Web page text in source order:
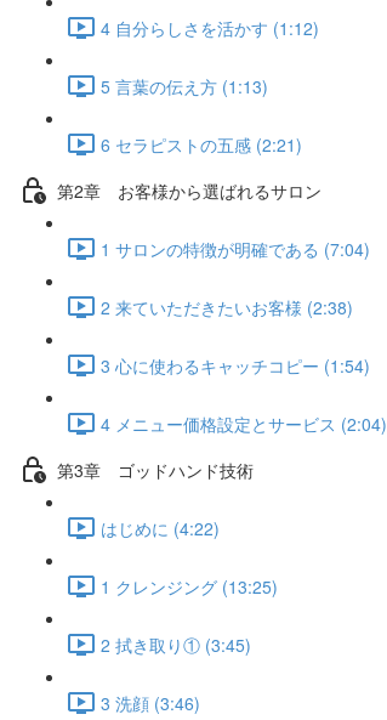
4 自分らしさを活かす (1:12)
5 言葉の伝え方 (1:13)
6 セラピストの五感 (2:21)
第2章 お客様から選ばれるサロン
1 サロンの特徴が明確である (7:04)
2 来ていただきたいお客様 (2:38)
3 心に使わるキャッチコピー (1:54)
4 メニュー価格設定とサービス (2:04)
第3章 ゴッドハンド技術
はじめに (4:22)
1 クレンジング (13:25)
2 拭き取り① (3:45)
3 洗顔 (3:46)